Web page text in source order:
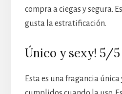
compra a ciegas y segura.
gusta la estratificación.
Único y sexy! 5/5
Esta es una fragancia única